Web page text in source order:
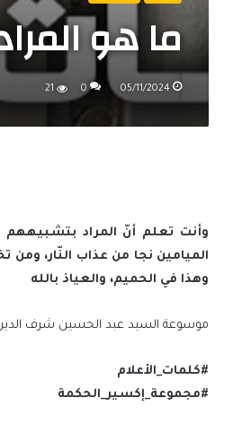
ما هو
05/11/2024
0
21
وأنت تعلم أنّ المراد
الميامين نجا من عذاب النّار،
وهذا في الحميم، والعياذ بالله
موسوعة السيد عبد الحسين شرف الدين ج ١
#كلمات_الأعلام
#مجموعة_إكسير_الحكمة